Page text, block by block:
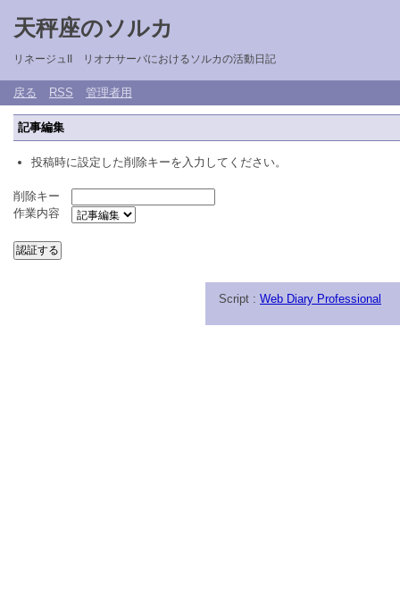
天秤座のソルカ
リネージュII リオナサーバにおけるソルカの活動日記
戻る RSS 管理者用
記事編集
投稿時に設定した削除キーを入力してください。
削除キー
作業内容
Script : Web Diary Professional